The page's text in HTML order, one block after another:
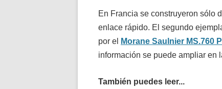
En Francia se construyeron sólo
enlace rápido. El segundo
por el
Morane Saulnier MS.760
información se puede ampliar en
También puedes leer...